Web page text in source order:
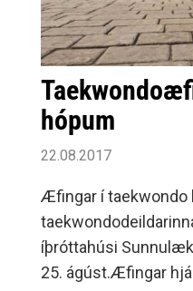
hópum
22.08.2017
Æfingar í taekwondo
íþróttahúsi
25. ágúst.Æfingar